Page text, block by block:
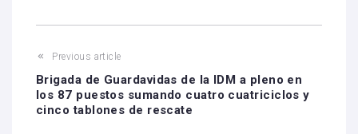
Previous article
Brigada de Guardavidas de la IDM a pleno en
los 87 puestos sumando cuatro cuatriciclos y
cinco tablones de rescate